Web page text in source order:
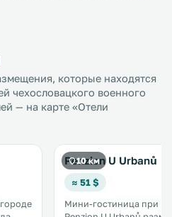
которые находятся
чехословацкого военного
— на карте «Отели
10 км
Penzion U Urbanů
≈ 51 $
Мини-гостиница при